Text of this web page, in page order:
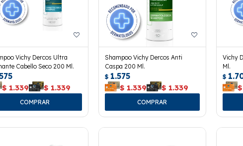
Vichy Dercos Ultra
Cabello Seco 200 Ml.
$ 1.339 $ 1.339
Shampoo Vichy Dercos Anti
Caspa 200 Ml.
$ 1.575
$ 1.339 $ 1.339
Vichy
Ml.
$
$